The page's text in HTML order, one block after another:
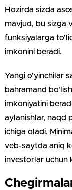
Hozirda sizda
mavjud, bu sizga
funksiyalarga
imkonini beradi.
Yangi o'yinchilar
bahramand
imkoniyatini
aylanishlar, naqd
ichiga oladi.
veb-saytda aniq
investorlar uchun